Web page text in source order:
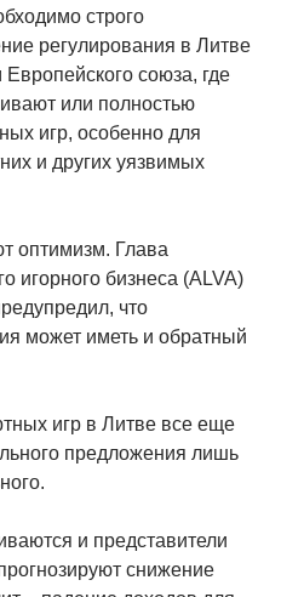
строго
регулирования в Литве
Европейского союза, где
или полностью
игр, особенно для
и других уязвимых
оптимизм. Глава
игорного бизнеса (ALVA)
что
может иметь и обратный
игр в Литве все еще
предложения лишь
и представители
снижение